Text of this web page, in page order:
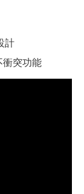
計
衝突功能